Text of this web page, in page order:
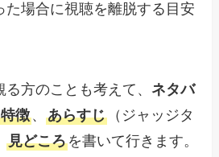
た場合に視聴を離脱する目安
方のことも考えて、 ネタバ
特徴、あらすじ （ジャッジタ
見どころを書いて行きます。